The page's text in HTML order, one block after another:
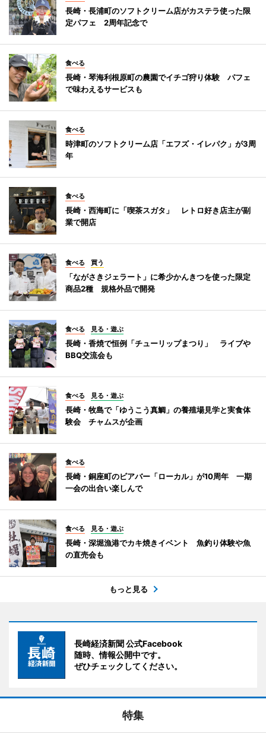
長崎・長浦町のソフトクリーム店がカステラ使った限
定パフェ 2周年記念で
食べる
長崎・琴海利根原町の農園でイチゴ狩り体験 パフェ
で味わえるサービスも
食べる
時津町のソフトクリーム店「エフズ・イレパク」が3周
年
食べる
長崎・西海町に「喫茶スガタ」 レトロ好き店主が副
業で開店
食べる 買う
「ながさきジェラート」に希少かんきつを使った限定
商品2種 規格外品で開発
食べる 見る・遊ぶ
長崎・香焼で恒例「チューリップまつり」 ライブや
BBQ交流会も
食べる 見る・遊ぶ
長崎・牧島で「ゆうこう真鯛」の養殖場見学と実食体
験会 チャムスが企画
食べる
長崎・銅座町のビアバー「ローカル」が10周年 一期
一会の出合い楽しんで
食べる 見る・遊ぶ
長崎・深堀漁港でカキ焼きイベント 魚釣り体験や魚
の直売会も
もっと見る
長崎経済新聞 公式Facebook
随時、情報公開中です。
ぜひチェックしてください。
特集